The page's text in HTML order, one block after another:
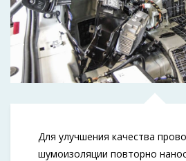
Для улучшения качества
шумоизоляции повторно